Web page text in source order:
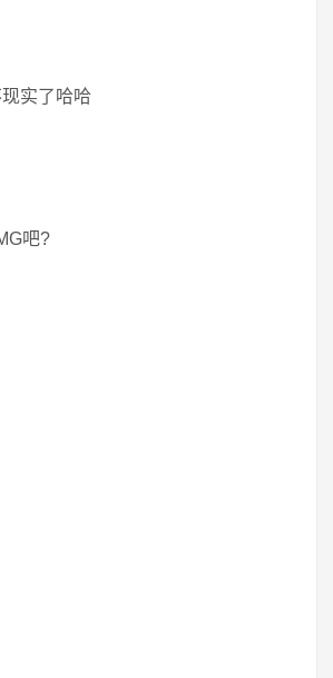
实了哈哈
吧?